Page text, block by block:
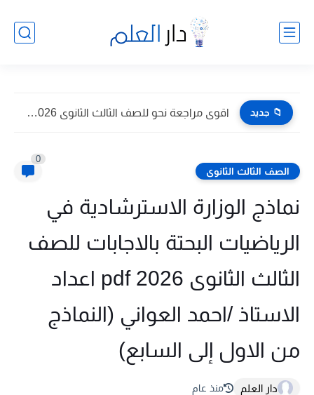
📁 جديد اقوى مراجعة نحو للصف الثالث الثانوى 2026 pdf اعداد توجيه...
الصف الثالث الثانوى
0
نماذج الوزارة الاسترشادية في
الرياضيات البحتة بالاجابات للصف
الثالث الثانوى 2026 pdf اعداد
الاستاذ /احمد العواني (النماذج
من الاول إلى السابع)
دار العلم منذ عام